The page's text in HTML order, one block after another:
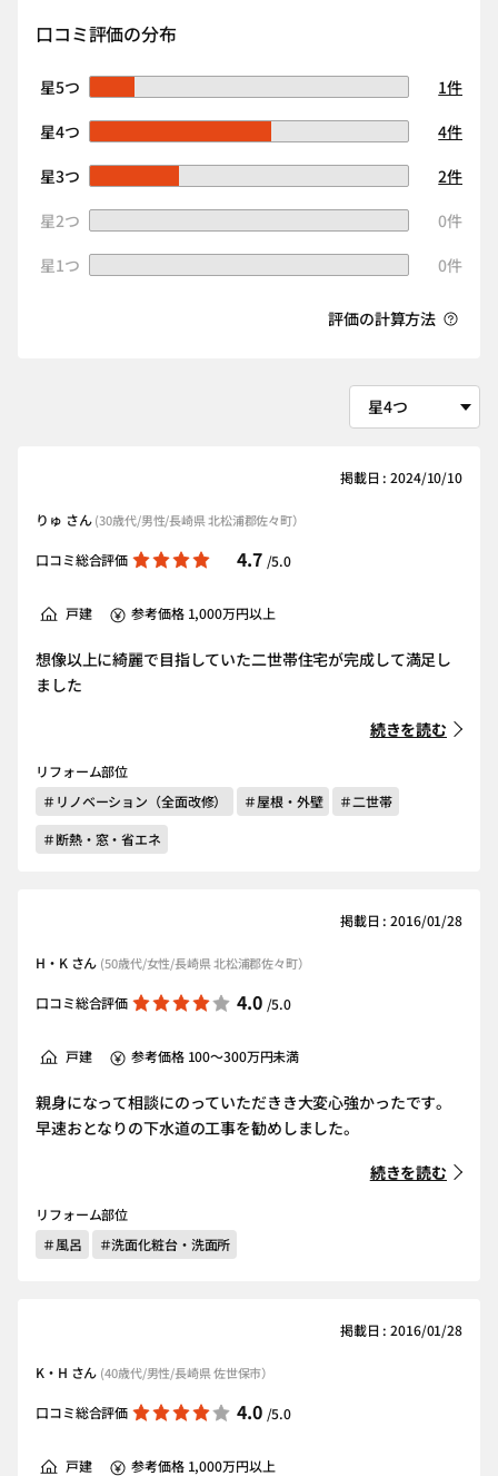
口コミ評価の分布
星5つ
1件
星4つ
4件
星3つ
2件
星2つ
0件
星1つ
0件
評価の計算方法
掲載日 : 2024/10/10
りゅ さん(30歳代/男性/長崎県 北松浦郡佐々町）
口コミ総合評価 4.7 /5.0
戸建 参考価格 1,000万円以上
想像以上に綺麗で目指していた二世帯住宅が完成して満足し
ました
続きを読む
リフォーム部位
＃リノベーション（全面改修）
＃屋根・外壁
＃二世帯
＃断熱・窓・省エネ
掲載日 : 2016/01/28
H・K さん (50歳代/女性/長崎県 北松浦郡佐々町）
口コミ総合評価 4.0 /5.0
戸建 参考価格 100～300万円未満
親身になって相談にのっていただきき大変心強かったです。
早速おとなりの下水道の工事を勧めしました。
続きを読む
リフォーム部位
＃風呂
＃洗面化粧台・洗面所
掲載日 : 2016/01/28
K・H さん (40歳代/男性/長崎県 佐世保市）
口コミ総合評価 4.0 /5.0
戸建 参考価格 1,000万円以上